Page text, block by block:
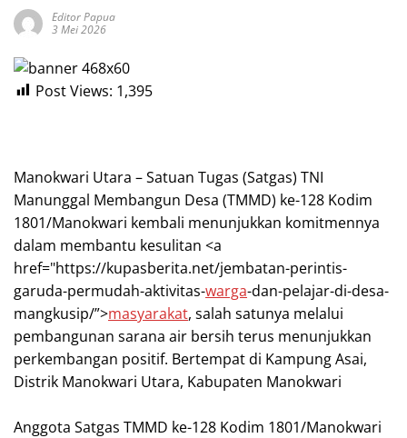
Editor Papua
3 Mei 2026
Post Views: 1,395
‎Manokwari Utara – Satuan Tugas (Satgas) TNI
Manunggal Membangun Desa (TMMD) ke-128 Kodim
1801/Manokwari kembali menunjukkan komitmennya
dalam membantu kesulitan <a
href="https://kupasberita.net/jembatan-perintis-
garuda-permudah-aktivitas-warga-dan-pelajar-di-desa-
mangkusip/”>masyarakat, salah satunya melalui
pembangunan sarana air bersih terus menunjukkan
perkembangan positif. Bertempat di Kampung Asai,
Distrik Manokwari Utara, Kabupaten Manokwari
Anggota Satgas TMMD ke-128 Kodim 1801/Manokwari